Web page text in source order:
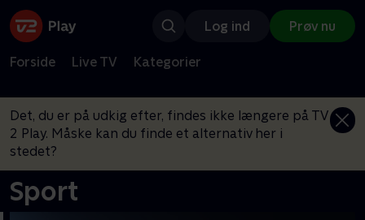
Log ind Prøv nu
Forside Live TV Kategorier
Det, du er på udkig efter, findes ikke længere på TV
2 Play. Måske kan du finde et alternativ her i
stedet?
Sport